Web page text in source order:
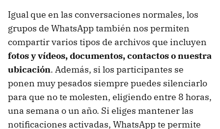
Igual que en las conversaciones normales, los
grupos de WhatsApp también nos permiten
compartir varios tipos de archivos que incluyen
fotos y vídeos, documentos, contactos o nuestra
ubicación. Además, si los participantes se
ponen muy pesados siempre puedes silenciarlo
para que no te molesten, eligiendo entre 8 horas,
una semana o un año. Si eliges mantener las
notificaciones activadas, WhatsApp te permite